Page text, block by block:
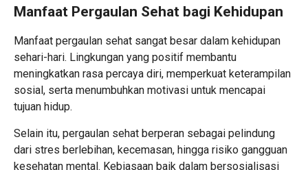
Manfaat Pergaulan Sehat bagi Kehidupan
Manfaat pergaulan sehat sangat besar dalam kehidupan
sehari-hari. Lingkungan yang positif membantu
meningkatkan rasa percaya diri, memperkuat keterampilan
sosial, serta menumbuhkan motivasi untuk mencapai
tujuan hidup.
Selain itu, pergaulan sehat berperan sebagai pelindung
dari stres berlebihan, kecemasan, hingga risiko gangguan
kesehatan mental. Kebiasaan baik dalam bersosialisasi